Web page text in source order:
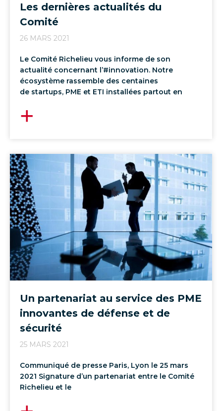
Les dernières actualités du
Comité
26 MARS 2021
Le Comité Richelieu vous informe de son
actualité concernant l’#innovation. Notre
écosystème rassemble des centaines
de startups, PME et ETI installées partout en
Un partenariat au service des PME
innovantes de défense et de
sécurité
25 MARS 2021
Communiqué de presse Paris, Lyon le 25 mars
2021 Signature d’un partenariat entre le Comité
Richelieu et le